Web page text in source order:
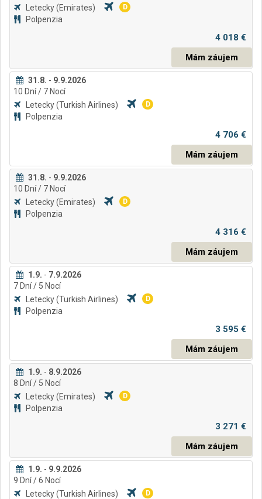
Letecky(Emirates) D
Polpenzia
4 018 €
Mám záujem
31.8. - 9.9.2026
10 Dní/ 7 Nocí
Letecky(Turkish Airlines) D
Polpenzia
4 706 €
Mám záujem
31.8. - 9.9.2026
10 Dní/ 7 Nocí
Letecky(Emirates) D
Polpenzia
4 316 €
Mám záujem
1.9. - 7.9.2026
7 Dní/ 5 Nocí
Letecky(Turkish Airlines) D
Polpenzia
3 595 €
Mám záujem
1.9. - 8.9.2026
8 Dní/ 5 Nocí
Letecky(Emirates) D
Polpenzia
3 271 €
Mám záujem
1.9. - 9.9.2026
9 Dní/ 6 Nocí
Letecky(Turkish Airlines) D